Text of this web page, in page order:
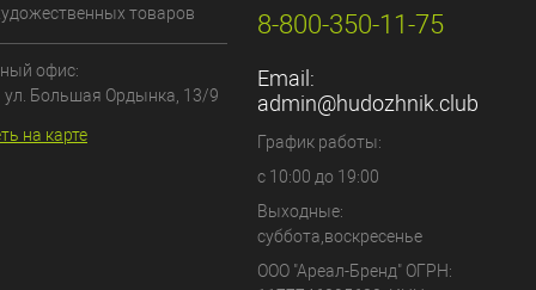
товаров
офис:
ул. Большая Ордынка, 13/9
на карте
8-800-350-11-75
Email:
admin@hudozhnik.club
График работы:
с 10:00 до 19:00
Выходные:
суббота,воскресенье
ООО "Ареал-Бренд" ОГРН: